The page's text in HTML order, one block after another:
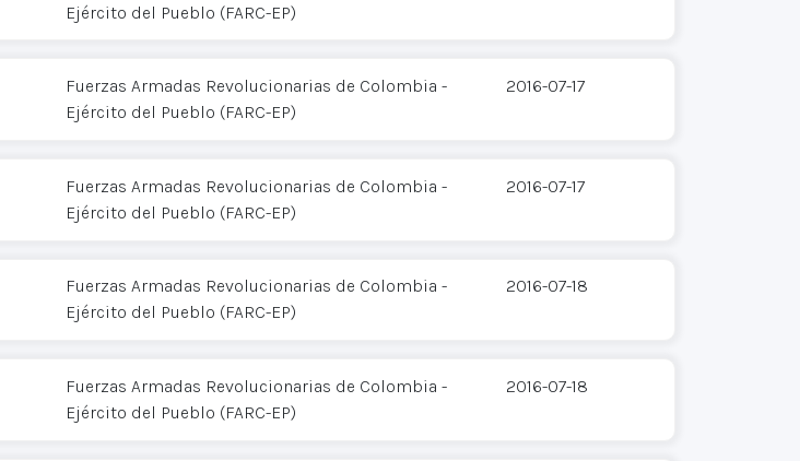
Ejército del Pueblo (FARC-EP)
Fuerzas Armadas Revolucionarias de Colombia -
Ejército del Pueblo (FARC-EP)
2016-07-17
Fuerzas Armadas Revolucionarias de Colombia -
Ejército del Pueblo (FARC-EP)
2016-07-17
Fuerzas Armadas Revolucionarias de Colombia -
Ejército del Pueblo (FARC-EP)
2016-07-18
Fuerzas Armadas Revolucionarias de Colombia -
Ejército del Pueblo (FARC-EP)
2016-07-18